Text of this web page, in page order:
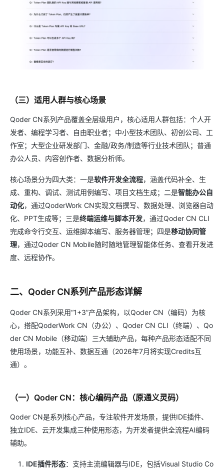
（三）适用人群与核心场景
Qoder CN系列产品覆盖全层级用户，核心适用人群包括：个人开
发者、编程学习者、自由职业者；中小型技术团队、初创公司、工
作室；大型企业研发部门、金融/政务/制造等行业技术团队；普通
办公人员、内容创作者、数据分析师。
核心场景分为四大类：一是软件开发全流程，涵盖代码补全、生
成、重构、调试、测试用例编写、项目文档生成；二是智能办公自
动化，通过QoderWork CN实现文档撰写、数据处理、浏览器自动
化、PPT生成等；三是终端运维与脚本开发，通过Qoder CN CLI
完成命令行交互、运维脚本编写、服务器管理；四是移动协同管
理，通过Qoder CN Mobile随时随地管理智能体任务、查看开发进
度、远程协作。
二、Qoder CN系列产品形态详解
Qoder CN系列采用“1+3”产品架构，以Qoder CN（编码）为核
心，搭配QoderWork CN（办公）、Qoder CN CLI（终端）、Qo
der CN Mobile（移动端）三大辅助产品，每种产品形态适配不同
使用场景，功能互补、数据互通（2026年7月将实现Credits互
通）。
（一）Qoder CN：核心编码产品（原通义灵码）
Qoder CN是系列核心产品，专注软件开发场景，提供IDE插件、
独立IDE、云开发集成三种使用形态，为开发者提供全流程AI编码
辅助。
IDE插件形态：支持主流编辑器与IDE，包括Visual Studio Co